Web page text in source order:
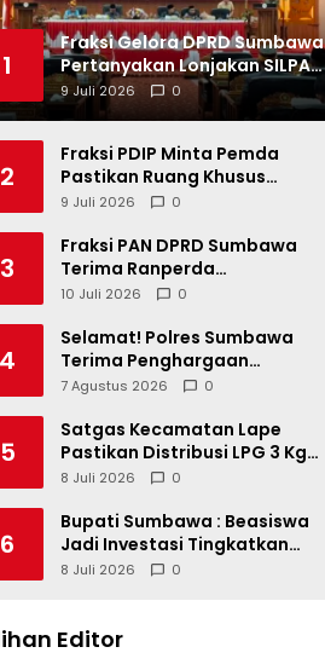
1
Fraksi Gelora DPRD Sumbawa
Pertanyakan Lonjakan SILPA
Tahun 2025
9 Juli 2026 0
2
Fraksi PDIP Minta Pemda
Pastikan Ruang Khusus
Produk UMKM Lokal di Ritel
9 Juli 2026 0
3
Fraksi PAN DPRD Sumbawa
Terima Ranperda
Pertanggungjawaban APBD
Miliar dan Kinerja OPD
10 Juli 2026 0
4
Selamat! Polres Sumbawa
Terima Penghargaan
Pelayanan Prima dari Kapolri
7 Agustus 2026 0
5
Satgas Kecamatan Lape
Pastikan Distribusi LPG 3 Kg
Tertib
8 Juli 2026 0
6
Bupati Sumbawa : Beasiswa
Jadi Investasi Tingkatkan
Kualitas SDM
8 Juli 2026 0
Editor